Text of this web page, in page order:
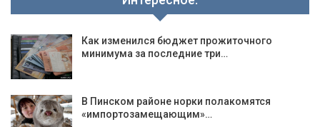
Как изменился бюджет прожиточного
минимума за последние три…
В Пинском районе норки полакомятся
«импортозамещающим»…